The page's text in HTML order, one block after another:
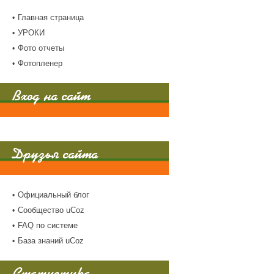
Главная страница
УРОКИ
Фото отчеты
Фотопленер
Вход на сайт
Друзья сайта
Официальный блог
Сообщество uCoz
FAQ по системе
База знаний uCoz